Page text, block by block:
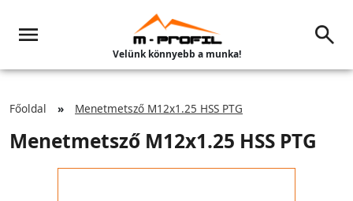
Velünk könnyebb a munka!
Főoldal Menetmetsző M12x1.25 HSS PTG
Menetmetsző M12x1.25 HSS PTG